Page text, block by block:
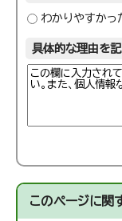
わかりやすかっ
具体的な理由を記
このページに関